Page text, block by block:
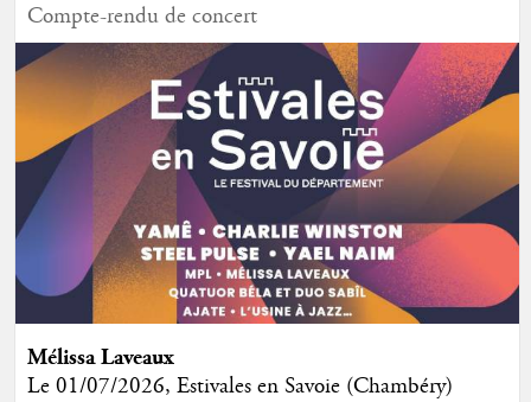
Compte-rendu de concert
Mélissa Laveaux
Le 01/07/2026, Estivales en Savoie (Chambéry)